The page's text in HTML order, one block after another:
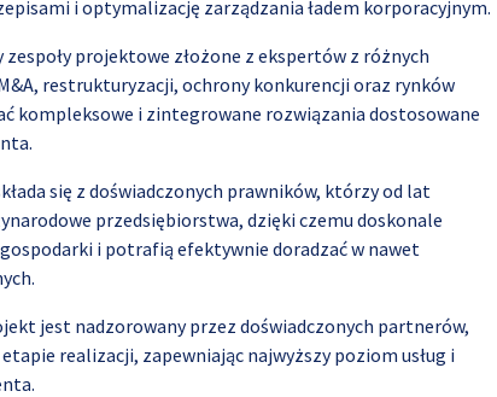
i optymalizację zarządzania ładem korporacyjnym.
zespoły projektowe złożone z ekspertów z różnych
restrukturyzacji, ochrony konkurencji oraz rynków
kompleksowe i zintegrowane rozwiązania dostosowane
się z doświadczonych prawników, którzy od lat
przedsiębiorstwa, dzięki czemu doskonale
i potrafią efektywnie doradzać w nawet
jest nadzorowany przez doświadczonych partnerów,
realizacji, zapewniając najwyższy poziom usług i